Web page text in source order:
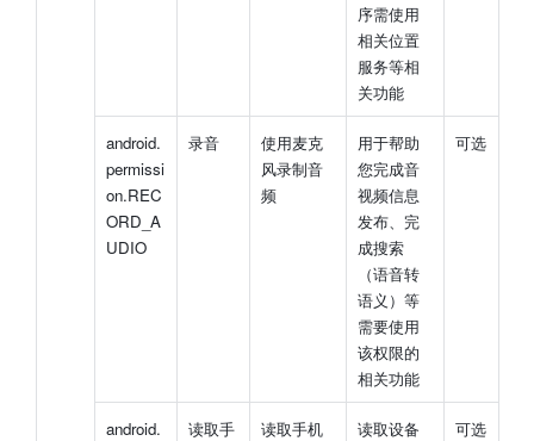
序需使用
相关位置
服务等相
关功能
android.
permissi
on.REC
ORD_A
UDIO
录音
使用麦克
风录制音
频
用于帮助
您完成音
视频信息
发布、完
成搜索
（语音转
语义）等
需要使用
该权限的
相关功能
可选
android.
读取手
读取手机
读取设备
可选